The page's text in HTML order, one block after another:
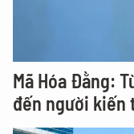
Mã Hóa Đằng:
đến người kiến